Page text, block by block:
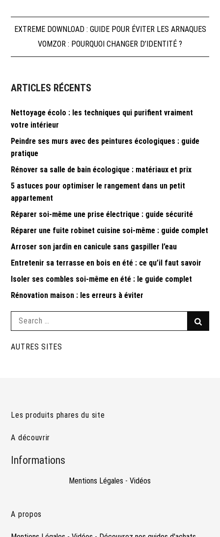
Navigation
de
l’article
EXTREME DOWNLOAD : GUIDE POUR ÉVITER LES ARNAQUES
VOMZOR : POURQUOI CHANGER D’IDENTITÉ ?
ARTICLES RÉCENTS
Nettoyage écolo : les techniques qui purifient vraiment
votre intérieur
Peindre ses murs avec des peintures écologiques : guide
pratique
Rénover sa salle de bain écologique : matériaux et prix
5 astuces pour optimiser le rangement dans un petit
appartement
Réparer soi-même une prise électrique : guide sécurité
Réparer une fuite robinet cuisine soi-même : guide complet
Arroser son jardin en canicule sans gaspiller l’eau
Entretenir sa terrasse en bois en été : ce qu’il faut savoir
Isoler ses combles soi-même en été : le guide complet
Rénovation maison : les erreurs à éviter
Search
AUTRES SITES
Les produits phares du site
A découvrir
Informations
Mentions Légales -Vidéos
A propos